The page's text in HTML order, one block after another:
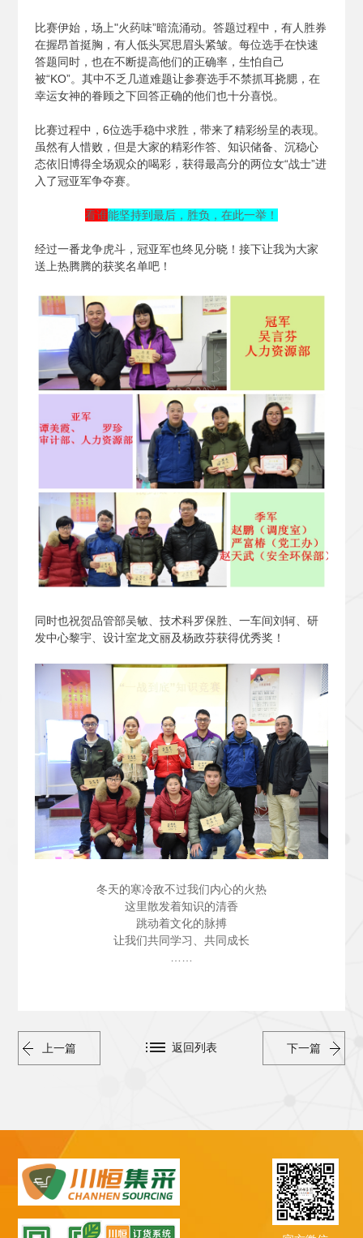
比赛伊始，场上"火药味”暗流涌动。答题过程中，有人胜券
在握昂首挺胸，有人低头冥思眉头紧皱。每位选手在快速
答题同时，也在不断提高他们的正确率，生怕自己
被“KO”。其中不乏几道难题让参赛选手不禁抓耳挠腮，在
幸运女神的眷顾之下回答正确的他们也十分喜悦。
比赛过程中，6位选手稳中求胜，带来了精彩纷呈的表现。
虽然有人惜败，但是大家的精彩作答、知识储备、沉稳心
态依旧博得全场观众的喝彩，获得最高分的两位女“战士”进
入了冠亚军争夺赛。
看谁能坚持到最后，胜负，在此一举！
经过一番龙争虎斗，冠亚军也终见分晓！接下让我为大家
送上热腾腾的获奖名单吧！
同时也祝贺品管部吴敏、技术科罗保胜、一车间刘轲、研
发中心黎宇、设计室龙文丽及杨政芬获得优秀奖！
冬天的寒冷敌不过我们内心的火热
这里散发着知识的清香
跳动着文化的脉搏
让我们共同学习、共同成长
上一篇 下一篇
返回列表